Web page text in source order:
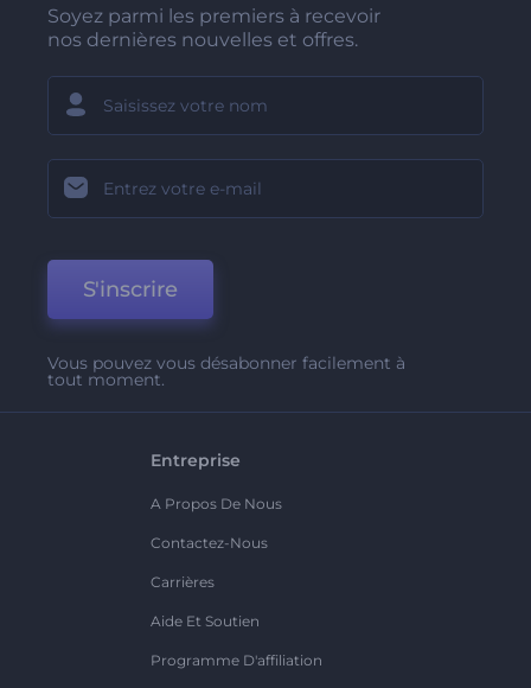
Soyez parmi les premiers à recevoir
nos dernières nouvelles et offres.
S'inscrire
Vous pouvez vous désabonner facilement à
tout moment.
Entreprise
A Propos De Nous
Contactez-Nous
Carrières
Aide Et Soutien
Programme D'affiliation